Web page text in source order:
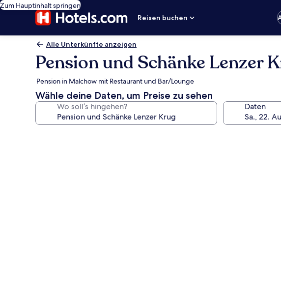
Zum Hauptinhalt springen
Reisen buchen
Alle Unterkünfte anzeigen
Pension und Schänke Lenzer
Pension in Malchow mit Restaurant und Bar/Lounge
Wähle deine Daten, um Preise zu sehen
Wo soll’s hingehen? Daten